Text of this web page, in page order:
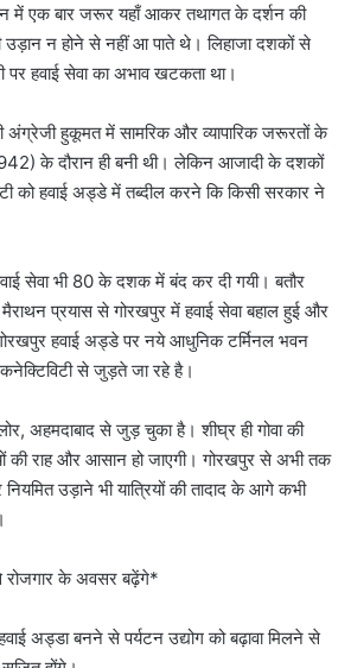
में एक बार जरूर यहाँ आकर तथागत के दर्शन की
न होने से नहीं आ पाते थे। लिहाजा दशकों से
पर हवाई सेवा का अभाव खटकता था।
अंग्रेजी हुकूमत में सामरिक और व्यापारिक जरूरतों के
(1942) के दौरान ही बनी थी। लेकिन आजादी के दशकों
को हवाई अड्डे में तब्दील करने कि किसी सरकार ने
सेवा भी 80 के दशक में बंद कर दी गयी। बतौर
प्रयास से गोरखपुर में हवाई सेवा बहाल हुई और
हवाई अड्डे पर नये आधुनिक टर्मिनल भवन
से जुड़ते जा रहे है।
अहमदाबाद से जुड़ चुका है। शीघ्र ही गोवा की
की राह और आसान हो जाएगी। गोरखपुर से अभी तक
नियमित उड़ाने भी यात्रियों की तादाद के आगे कभी
रोजगार के अवसर बढ़ेंगे*
अड्डा बनने से पर्यटन उद्योग को बढ़ावा मिलने से